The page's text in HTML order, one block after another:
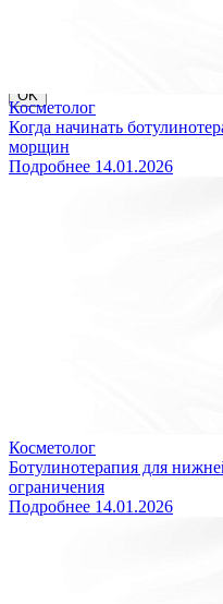
Косметолог
Когда начинать
морщин
Подробнее 14.01.2026
Косметолог
Ботулинотерапия для
ограничения
Подробнее 14.01.2026
OK